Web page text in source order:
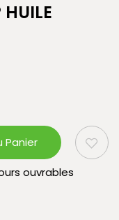
Panier
ouvrables